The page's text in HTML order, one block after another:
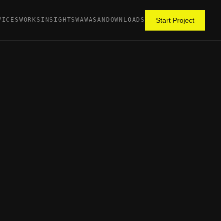
WORKS INSIGHTSWAWASANDOWNLOADS Start Project